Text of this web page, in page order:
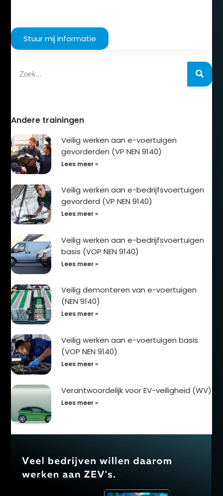
Stuur mij informatie
Andere trainingen
Veilig werken aan e-voertuigen
gevorderden (VP NEN 9140)
Lees meer »
Veilig werken aan e-bedrijfsvoertuigen
gevorderd (VP NEN 9140)
Lees meer »
Veilig werken aan e-bedrijfsvoertuigen
basis (VOP NEN 9140)
Lees meer »
Veilig demonteren van e-voertuigen
(NEN 9140)
Lees meer »
Veilig werken aan e-voertuigen basis
(VOP NEN 9140)
Lees meer »
Verantwoordelijk voor EV-veiligheid (WV)
Lees meer »